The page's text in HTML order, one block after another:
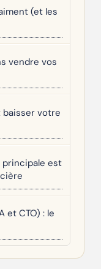
(et les
vendre vos
votre
est
et CTO) : le